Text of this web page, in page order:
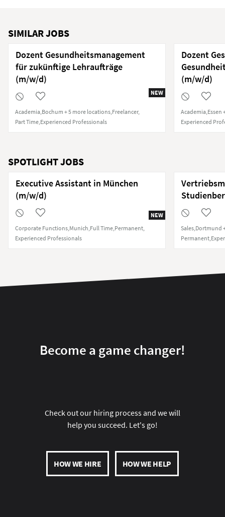
SIMILAR JOBS
NEW
Dozent Gesundheitsmanagement
für zukünftige Lehraufträge
(m/w/d)
Academia Bochum + 5 more locations Freelancer
Part Time Experienced Professionals
Dozent
(m/w/d)
Academia Essen
Experienced
SPOTLIGHT JOBS
NEW
Executive Assistant in München
(m/w/d)
Corporate Functions Munich Full Time Permanent
Experienced Professionals
Sales Dortmund
Permanent
Become a game changer!
Check out our hiring process and we will
help you succeed. Let's go!
HOW WE HIRE HOW WE HELP